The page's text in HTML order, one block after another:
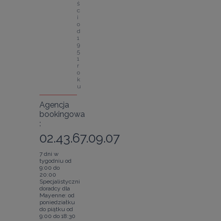
ś
c
i
o
d
1
9
5
1
r
o
k
u
Agencja
bookingowa
:
02.43.67.09.07
7 dni w
tygodniu od
9:00 do
20:00
Specjalistyczni
doradcy dla
Mayenne: od
poniedziałku
do piątku od
9:00 do 18:30